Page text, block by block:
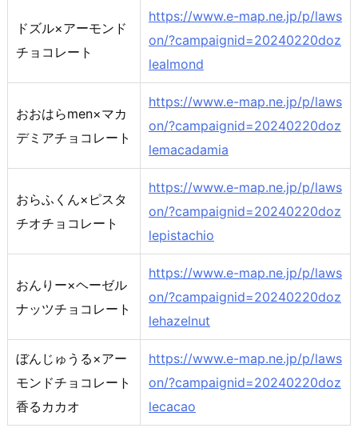
ドズル×アーモンド
チョコレート
https://www.e-map.ne.jp/p/laws
on/?campaignid=20240220doz
lealmond
おおはらmen×マカ
デミアチョコレート
https://www.e-map.ne.jp/p/laws
on/?campaignid=20240220doz
lemacadamia
おらふくん×ピスタ
チオチョコレート
https://www.e-map.ne.jp/p/laws
on/?campaignid=20240220doz
lepistachio
おんりー×ヘーゼル
ナッツチョコレート
https://www.e-map.ne.jp/p/laws
on/?campaignid=20240220doz
lehazelnut
ぼんじゅうる×アー
モンドチョコレート
香るカカオ
https://www.e-map.ne.jp/p/laws
on/?campaignid=20240220doz
lecacao